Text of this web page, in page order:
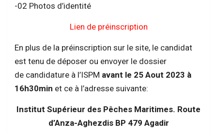
-02 Photos d’identité
Lien de préinscription
En plus de la préinscription sur le site, le candidat
est tenu de déposer ou envoyer le dossier
de candidature à l’ISPM avant le 25 Aout 2023 à
16h30min et ce à l’adresse suivante:
Institut Supérieur des Pêches Maritimes. Route
d’Anza-Aghezdis BP 479 Agadir